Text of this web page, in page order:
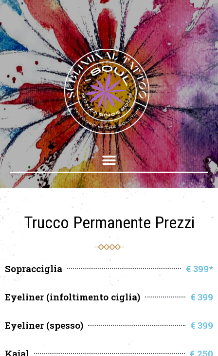
Trucco Permanente Prezzi
Sopracciglia € 399*
Eyeliner (infoltimento ciglia) € 399
Eyeliner (spesso) € 399
Kajal € 250